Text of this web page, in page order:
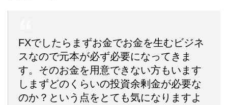
FXでしたらまずお金でお金を生むビジネ
スなので元本が必ず必要になってきま
す。そのお金を用意できない方もいます
しまずどのくらいの投資余剰金が必要な
のか？という点をとても気になりますよ